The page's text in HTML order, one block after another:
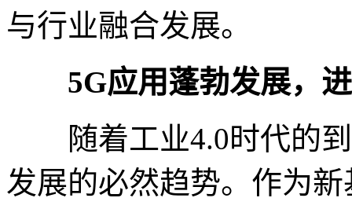
与行业融合发展。
5G应用蓬勃发展，
随着工业4.0时代的到
发展的必然趋势。作为